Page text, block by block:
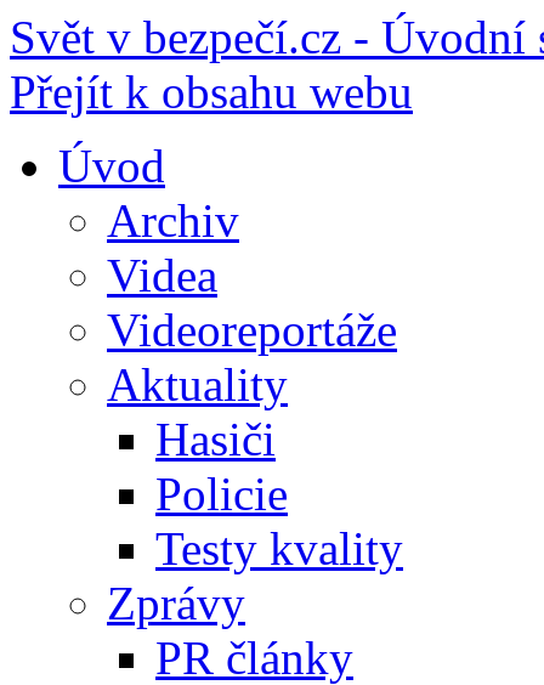
Svět v bezpečí.cz - Úvodní
Přejít k obsahu webu
Úvod
Archiv
Videa
Videoreportáže
Aktuality
Hasiči
Policie
Testy kvality
Zprávy
PR články